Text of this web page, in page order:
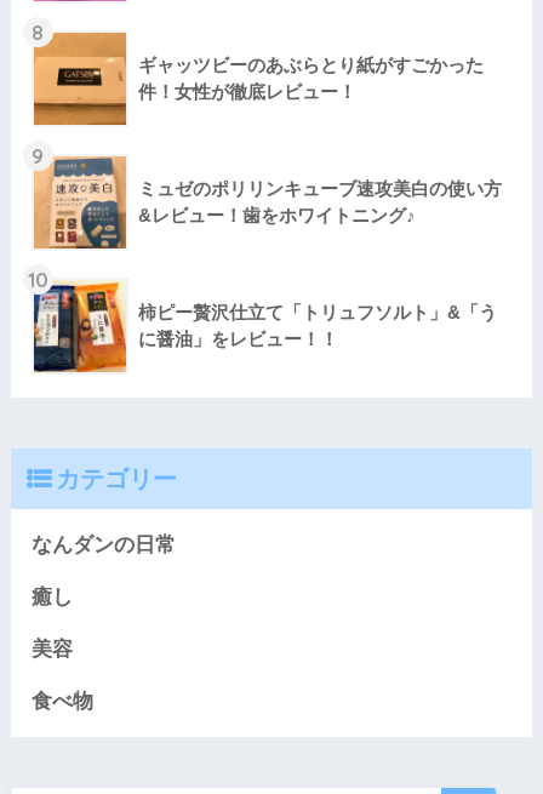
8
ギャッツビーのあぶらとり紙がすごかった
件！女性が徹底レビュー！
9
ミュゼのポリリンキューブ速攻美白の使い方
&レビュー！歯をホワイトニング♪
10
柿ピー贅沢仕立て「トリュフソルト」&「う
に醤油」をレビュー！！
カテゴリー
なんダンの日常
癒し
美容
食べ物